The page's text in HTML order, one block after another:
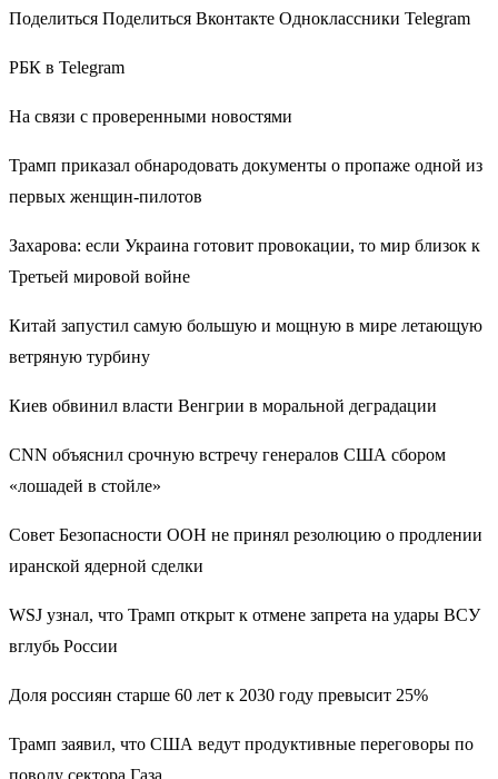
Поделиться Поделиться Вконтакте Одноклассники Telegram
РБК в Telegram
На связи с проверенными новостями
Трамп приказал обнародовать документы о пропаже одной из
первых женщин-пилотов
Захарова: если Украина готовит провокации, то мир близок к
Третьей мировой войне
Китай запустил самую большую и мощную в мире летающую
ветряную турбину
Киев обвинил власти Венгрии в моральной деградации
CNN объяснил срочную встречу генералов США сбором
«лошадей в стойле»
Совет Безопасности ООН не принял резолюцию о продлении
иранской ядерной сделки
WSJ узнал, что Трамп открыт к отмене запрета на удары ВСУ
вглубь России
Доля россиян старше 60 лет к 2030 году превысит 25%
Трамп заявил, что США ведут продуктивные переговоры по
поводу сектора Газа